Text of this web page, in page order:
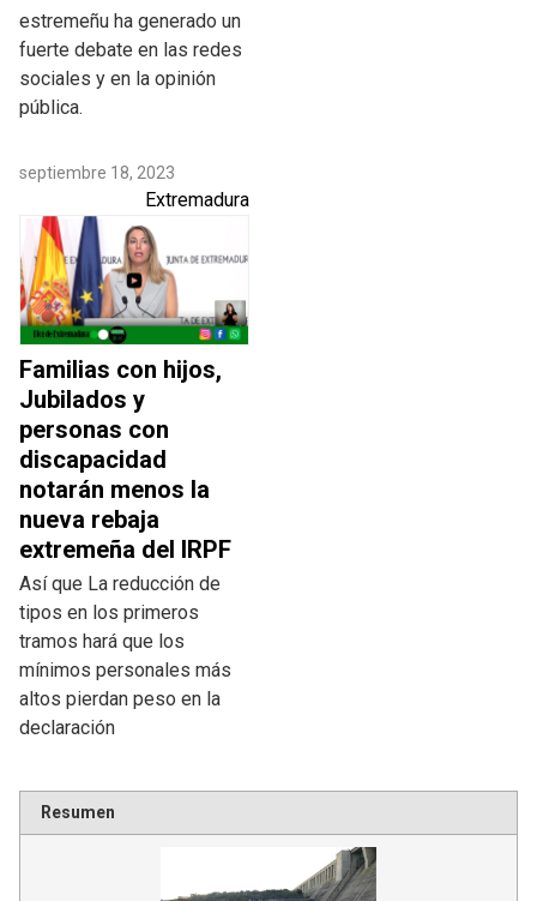
estremeñu ha generado un
fuerte debate en las redes
sociales y en la opinión
pública.
septiembre 18, 2023
Extremadura
Familias con hijos,
Jubilados y
personas con
discapacidad
notarán menos la
nueva rebaja
extremeña del IRPF
Así que La reducción de
tipos en los primeros
tramos hará que los
mínimos personales más
altos pierdan peso en la
declaración
Resumen